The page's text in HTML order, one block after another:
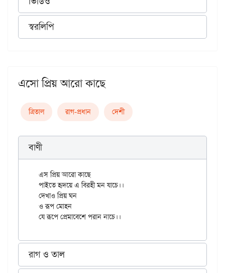
স্বরলিপি
এসো প্রিয় আরো কাছে
ত্রিতাল রাগ-প্রধান দেশী
বাণী
এস প্রিয় আরো কাছে
পাইতে হৃদয়ে এ বিরহী মন যাচে।।
দেখাও প্রিয় ঘন
ও রূপ মোহন
রাগ ও তাল